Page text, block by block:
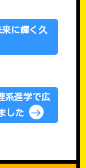
に輝く久
系進学で広
した